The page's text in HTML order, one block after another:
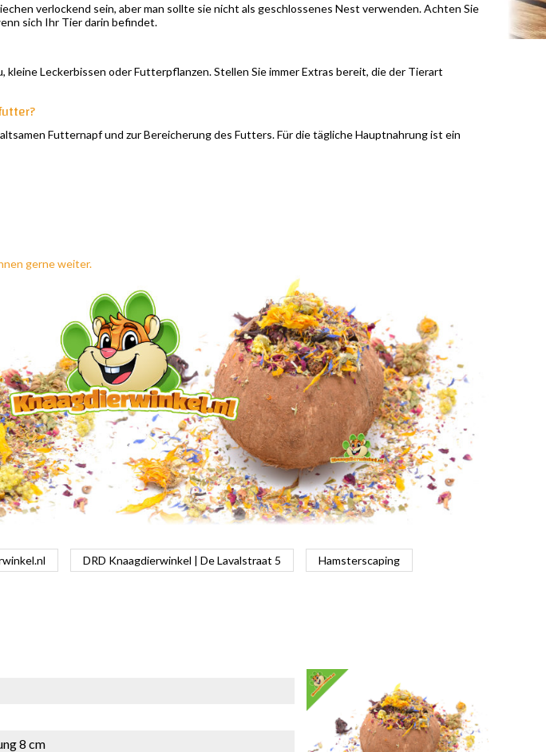
verlockend sein, aber man sollte sie nicht als geschlossenes Nest verwenden. Achten Sie
sich Ihr Tier darin befindet.
Leckerbissen oder Futterpflanzen. Stellen Sie immer Extras bereit, die der Tierart
Futternapf und zur Bereicherung des Futters. Für die tägliche Hauptnahrung ist ein
gerne weiter.
DRD Knaagdierwinkel | De Lavalstraat 5 Hamsterscaping
8 cm